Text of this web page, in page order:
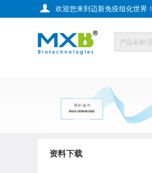
欢迎您来到迈新免疫组化世界！
资料下载